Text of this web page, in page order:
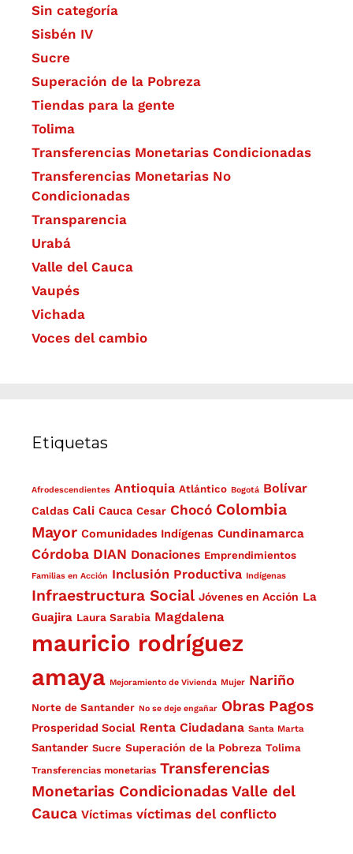
Sin categoría
Sisbén IV
Sucre
Superación de la Pobreza
Tiendas para la gente
Tolima
Transferencias Monetarias Condicionadas
Transferencias Monetarias No
Condicionadas
Transparencia
Urabá
Valle del Cauca
Vaupés
Vichada
Voces del cambio
Etiquetas
Afrodescendientes Antioquia Atlántico Bogotá Bolívar
Caldas Cali Cauca Cesar Chocó Colombia
Mayor Comunidades Indígenas Cundinamarca
Córdoba DIAN Donaciones Emprendimientos
Familias en Acción Inclusión Productiva Indígenas
Infraestructura Social Jóvenes en Acción La
Guajira Laura Sarabia Magdalena
mauricio rodríguez
amaya Mejoramiento de Vivienda Mujer Nariño
Norte de Santander No se deje engañar Obras Pagos
Prosperidad Social Renta Ciudadana Santa Marta
Santander Sucre Superación de la Pobreza Tolima
Transferencias monetarias Transferencias
Monetarias Condicionadas Valle del
Cauca Víctimas víctimas del conflicto